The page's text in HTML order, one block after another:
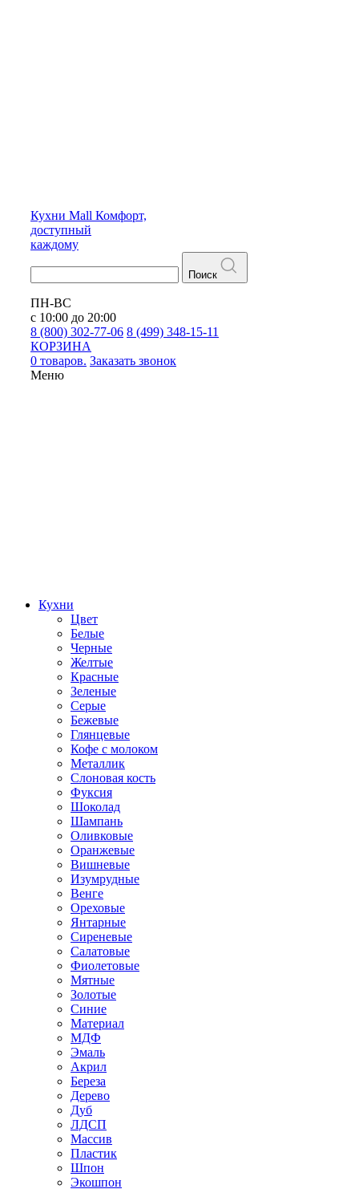
Кухни Mall Комфорт,
доступный
каждому
Поиск
ПН-ВС
с 10:00 до 20:00
8 (800) 302-77-06 8 (499) 348-15-11
КОРЗИНА
0 товаров. Заказать звонок
Меню
Кухни
Цвет
Белые
Черные
Желтые
Красные
Зеленые
Серые
Бежевые
Глянцевые
Кофе с молоком
Металлик
Слоновая кость
Фуксия
Шоколад
Шампань
Оливковые
Оранжевые
Вишневые
Изумрудные
Венге
Ореховые
Янтарные
Сиреневые
Салатовые
Фиолетовые
Мятные
Золотые
Синие
Материал
МДФ
Эмаль
Акрил
Береза
Дерево
Дуб
ЛДСП
Массив
Пластик
Шпон
Экошпон